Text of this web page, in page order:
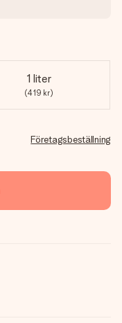
1 liter
(419 kr)
Företagsbeställning